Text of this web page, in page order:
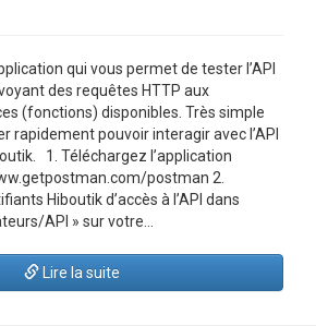
qui vous permet de tester l’API
des requêtes HTTP aux
(fonctions) disponibles. Très simple
rapidement pouvoir interagir avec l’API
1. Téléchargez l’application
postman 2.
Hiboutik d’accès à l’API dans
API » sur votre…
Lire la suite